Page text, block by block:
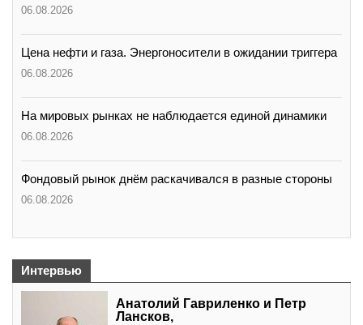
06.08.2026
Цена нефти и газа. Энергоносители в ожидании триггера
06.08.2026
На мировых рынках не наблюдается единой динамики
06.08.2026
Фондовый рынок днём раскачивался в разные стороны
06.08.2026
Интервью
Анатолий Гавриленко и Петр
Лансков,